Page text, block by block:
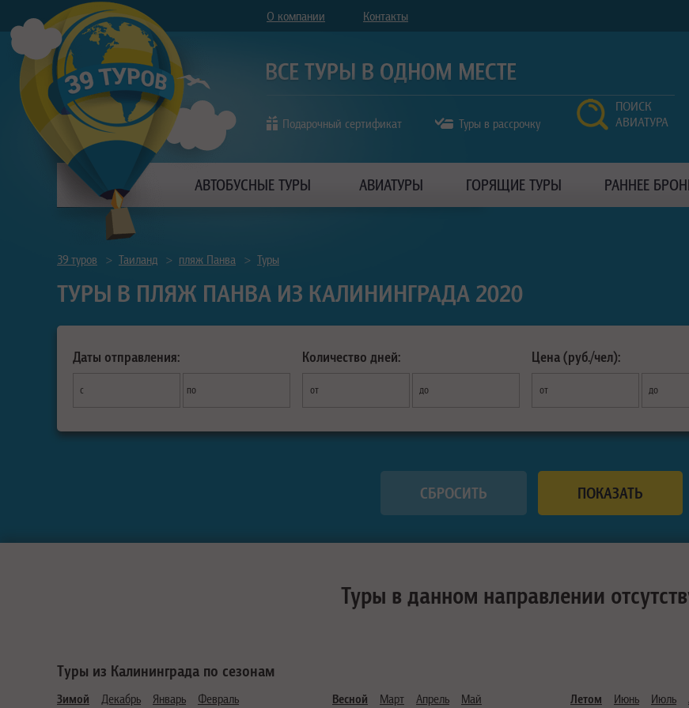
О компании Контакты
Подарочный сертификат Туры в рассрочку
ПОИСК
АВИАТУРА
АВТОБУСНЫЕ ТУРЫ АВИАТУРЫ ГОРЯЩИЕ ТУРЫ РАННЕЕ
39 туров > Таиланд > пляж Панва > Туры
ТУРЫ В ПЛЯЖ ПАНВА ИЗ КАЛИНИНГРАДА 2020
Даты отправления:
с по
Количество дней:
от до
Цена (руб./чел):
от до
Туры в данном направлении
Туры из Калининграда по сезонам
Зимой Декабрь Январь Февраль Весной Март Апрель Май Летом Июнь Июль